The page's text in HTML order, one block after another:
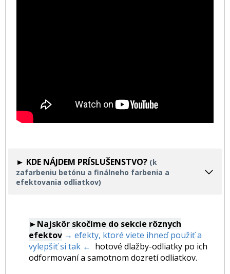
► KDE NÁJDEM PRÍSLUŠENSTVO? (k
zafarbeniu betónu a finálneho farbenia a
efektovania odliatkov)
►Najskôr skočíme do sekcie rôznych
efektov → efekty, ktoré viete ihneď použiť a
vylepšiť si tak ← hotové dlažby-odliatky po ich
odformovaní a samotnom dozretí odliatkov.